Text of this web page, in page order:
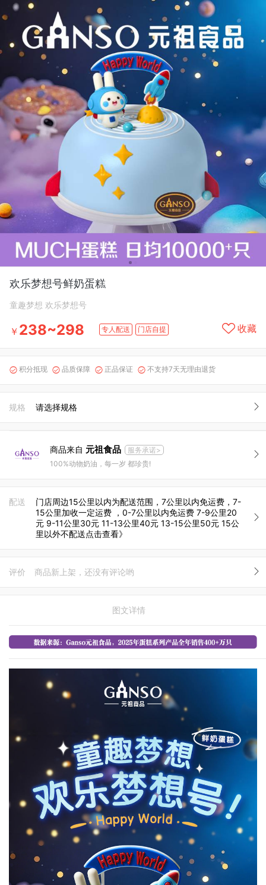
欢乐梦想号鲜奶蛋糕
童趣梦想 欢乐梦想号
￥ 238~298 专人配送 门店自提 收藏
 积分抵现  品质保障  正品保证  不支持7天无理由退货
规格 请选择规格
商品来自 元祖食品
服务承诺>
100%动物奶油，每一岁 都珍贵!
配送
门店周边15公里以内为配送范围，7公里以内免运费，7-
15公里加收一定运费 ，0-7公里以内免运费 7-9公里20
元 9-11公里30元 11-13公里40元 13-15公里50元 15公
里以外不配送点击查看》
评价 商品新上架，还没有评论哟
图文详情